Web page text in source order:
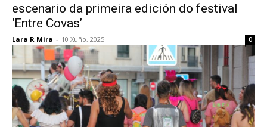
escenario da primeira edición do festival
‘Entre Covas’
Lara R Mira - 10 Xuño, 2025 0